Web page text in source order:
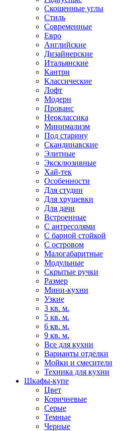
Скошенные углы
Стиль
Современные
Евро
Английские
Дизайнерские
Итальянские
Кантри
Классические
Лофт
Модерн
Прованс
Неоклассика
Минимализм
Под старину
Скандинавские
Элитные
Эксклюзивные
Хай-тек
Особенности
Для студии
Для хрущевки
Для дачи
Встроенные
С антресолями
С барной стойкой
С островом
Малогабаритные
Модульные
Скрытые ручки
Размер
Мини-кухни
Узкие
3 кв. м.
5 кв. м.
6 кв. м.
9 кв. м.
Все для кухни
Варианты отделки
Мойки и смесители
Техника для кухни
Шкафы-купе
Цвет
Коричневые
Серые
Темные
Черные